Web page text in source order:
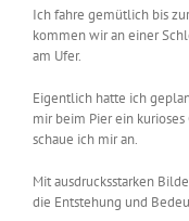
Ich fahre gemütlich bis
kommen wir an einer
am Ufer.
Eigentlich hatte ich
mir beim Pier ein kurioses
schaue ich mir an.
Mit ausdrucksstarken
die Entstehung und